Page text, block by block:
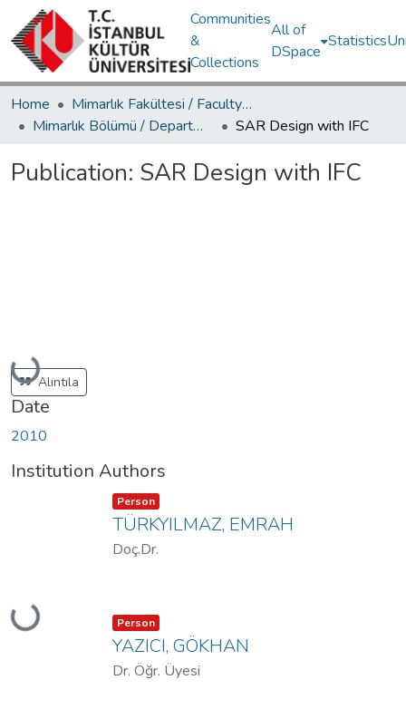
Communities
&
Collections
All of
DSpace
Statistics
Home
Mimarlık Fakültesi / Faculty of Architecture
Mimarlık Bölümü / Department of Architecture
SAR Design with IFC
Publication: SAR Design with IFC
Loading...
Alıntıla
Date
2010
Institution Authors
Loading...
Item type:
Person ,
TÜRKYILMAZ, EMRAH
Doç.Dr.
Item type:
Person ,
YAZICI, GÖKHAN
Dr. Öğr. Üyesi